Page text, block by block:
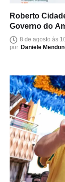
Roberto
Governo do
8 de agosto às
por Daniele